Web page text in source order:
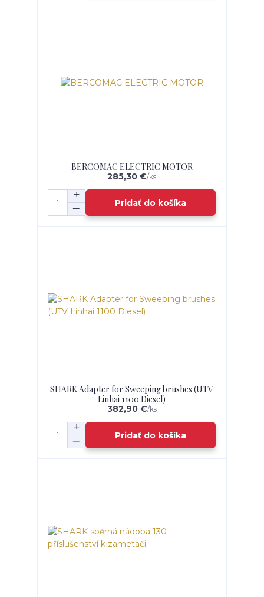
BERCOMAC ELECTRIC MOTOR
285,30 €/ks
Pridať do košíka
SHARK Adapter for Sweeping brushes (UTV
Linhai 1100 Diesel)
382,90 €/ks
Pridať do košíka